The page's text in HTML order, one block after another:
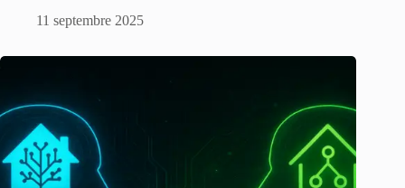
11 septembre 2025